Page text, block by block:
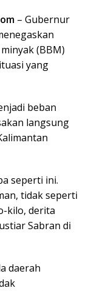
– Gubernur
(BBM)
yang
beban
langsung
seperti ini.
tidak seperti
kilo, derita
Sabran di
daerah